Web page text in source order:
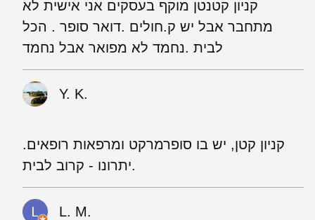
קניון קטנטן מוקף בעסקים אני אישית לא
מתחבר אבל יש ק.חולים .דואר סופר . הכל
לבית .נחמד לא מפואר אבל נחמד
Y. K.
קניון קטן, יש בו סופרמרקט ומרפאות רופאים.
יתרונו - קרוב לבית.
L. M.